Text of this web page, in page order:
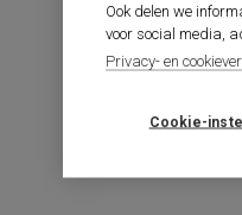
Ook delen we
voor social media,
Privacy- en
Cookie-